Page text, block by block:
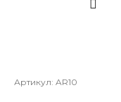
Артикул: AR10